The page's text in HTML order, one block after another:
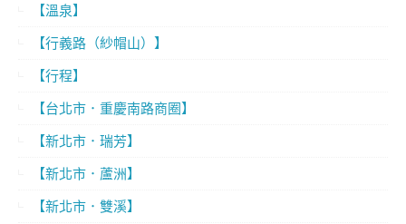
【溫泉】
【行義路（紗帽山）】
【行程】
【台北市．重慶南路商圈】
【新北市．瑞芳】
【新北市．蘆洲】
【新北市．雙溪】